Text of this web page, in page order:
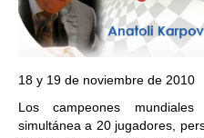
18 y 19 de noviembre de 2010
Los campeones
simultánea a 20 jugadores,